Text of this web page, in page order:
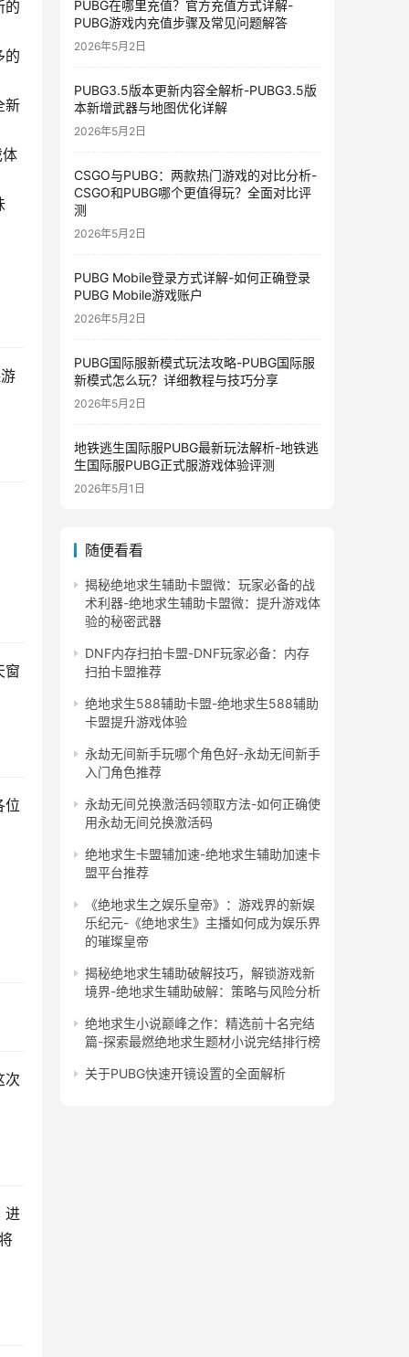
的
的
新
窗
位
次
进
PUBG在哪里充值？官方充值方式详解-
PUBG游戏内充值步骤及常见问题解答
2026年5月2日
PUBG3.5版本更新内容全解析-PUBG3.5版
本新增武器与地图优化详解
2026年5月2日
CSGO与PUBG：两款热门游戏的对比分析-
CSGO和PUBG哪个更值得玩？全面对比评
测
2026年5月2日
PUBG Mobile登录方式详解-如何正确登录
PUBG Mobile游戏账户
2026年5月2日
PUBG国际服新模式玩法攻略-PUBG国际服
新模式怎么玩？详细教程与技巧分享
2026年5月2日
地铁逃生国际服PUBG最新玩法解析-地铁逃
生国际服PUBG正式服游戏体验评测
2026年5月1日
随便看看
揭秘绝地求生辅助卡盟微：玩家必备的战
术利器-绝地求生辅助卡盟微：提升游戏体
验的秘密武器
DNF内存扫拍卡盟-DNF玩家必备：内存
扫拍卡盟推荐
绝地求生588辅助卡盟-绝地求生588辅助
卡盟提升游戏体验
永劫无间新手玩哪个角色好-永劫无间新手
入门角色推荐
永劫无间兑换激活码领取方法-如何正确使
用永劫无间兑换激活码
绝地求生卡盟辅加速-绝地求生辅助加速卡
盟平台推荐
《绝地求生之娱乐皇帝》：游戏界的新娱
乐纪元-《绝地求生》主播如何成为娱乐界
的璀璨皇帝
揭秘绝地求生辅助破解技巧，解锁游戏新
境界-绝地求生辅助破解：策略与风险分析
绝地求生小说巅峰之作：精选前十名完结
篇-探索最燃绝地求生题材小说完结排行榜
关于PUBG快速开镜设置的全面解析